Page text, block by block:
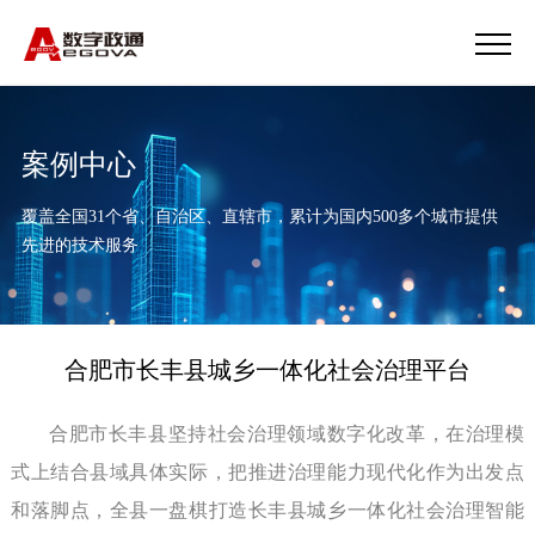
案例中心
覆盖全国31个省、自治区、直辖市，累计为国内500多个城市提供
先进的技术服务
合肥市长丰县城乡一体化社会治理平台
合肥市长丰县坚持社会治理领域数字化改革，在治理模
式上结合县域具体实际，把推进治理能力现代化作为出发点
和落脚点，全县一盘棋打造长丰县城乡一体化社会治理智能